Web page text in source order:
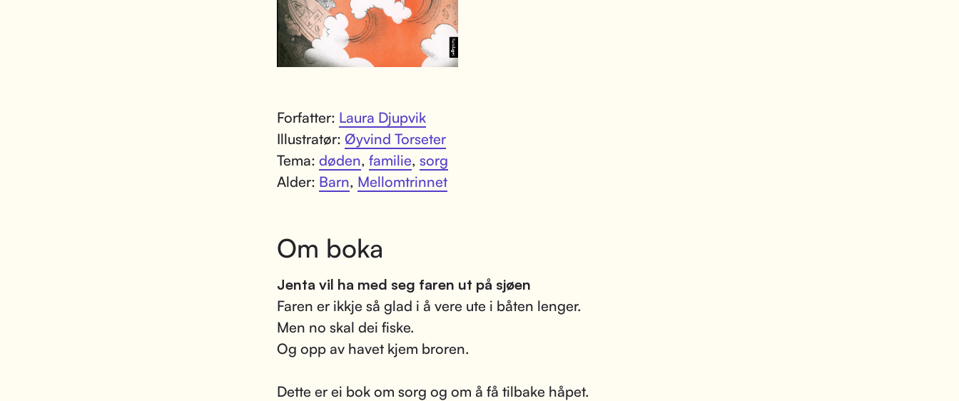
Forfatter: Laura Djupvik
Illustratør: Øyvind Torseter
Tema: døden, familie, sorg
Alder: Barn, Mellomtrinnet
Om boka
Jenta vil ha med seg faren ut på sjøen
Faren er ikkje så glad i å vere ute i båten lenger.
Men no skal dei fiske.
Og opp av havet kjem broren.
Dette er ei bok om sorg og om å få tilbake håpet.